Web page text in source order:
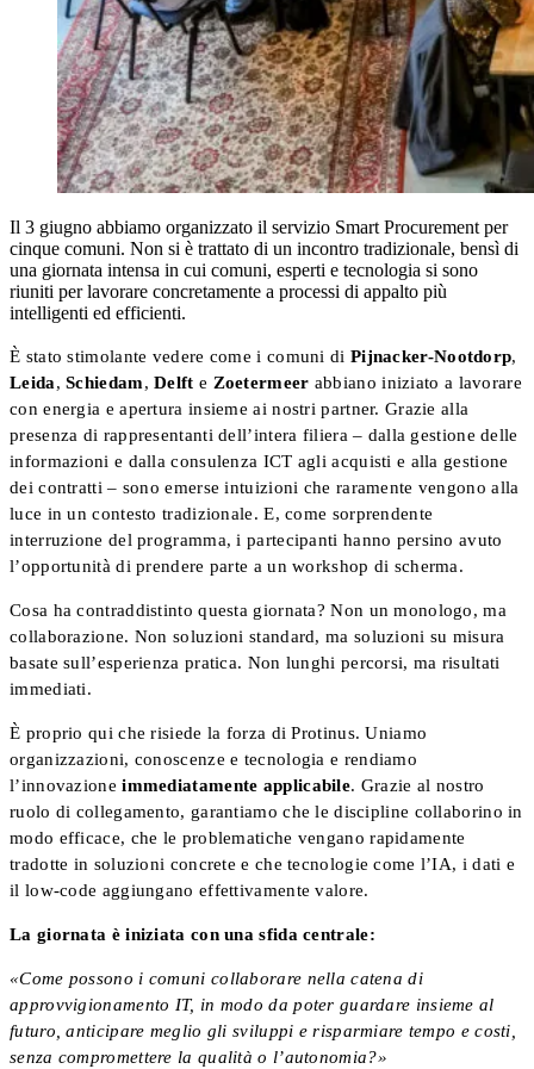
Il 3 giugno abbiamo organizzato il servizio Smart Procurement per
cinque comuni. Non si è trattato di un incontro tradizionale, bensì di
una giornata intensa in cui comuni, esperti e tecnologia si sono
riuniti per lavorare concretamente a processi di appalto più
intelligenti ed efficienti.
È stato stimolante vedere come i comuni di Pijnacker-Nootdorp,
Leida,Schiedam,Delft e Zoetermeer abbiano iniziato a lavorare
con energia e apertura insieme ai nostri partner. Grazie alla
presenza di rappresentanti dell’intera filiera – dalla gestione delle
informazioni e dalla consulenza ICT agli acquisti e alla gestione
dei contratti – sono emerse intuizioni che raramente vengono alla
luce in un contesto tradizionale. E, come sorprendente
interruzione del programma, i partecipanti hanno persino avuto
l’opportunità di prendere parte a un workshop di scherma.
Cosa ha contraddistinto questa giornata? Non un monologo, ma
collaborazione. Non soluzioni standard, ma soluzioni su misura
basate sull’esperienza pratica. Non lunghi percorsi, ma risultati
immediati.
È proprio qui che risiede la forza di Protinus. Uniamo
organizzazioni, conoscenze e tecnologia e rendiamo
l’innovazioneimmediatamente applicabile. Grazie al nostro
ruolo di collegamento, garantiamo che le discipline collaborino in
modo efficace, che le problematiche vengano rapidamente
tradotte in soluzioni concrete e che tecnologie come l’IA, i dati e
il low-code aggiungano effettivamente valore.
La giornata è iniziata con una sfida centrale:
«Come possono i comuni collaborare nella catena di
approvvigionamento IT, in modo da poter guardare insieme al
futuro, anticipare meglio gli sviluppi e risparmiare tempo e costi,
senza compromettere la qualità o l’autonomia?»